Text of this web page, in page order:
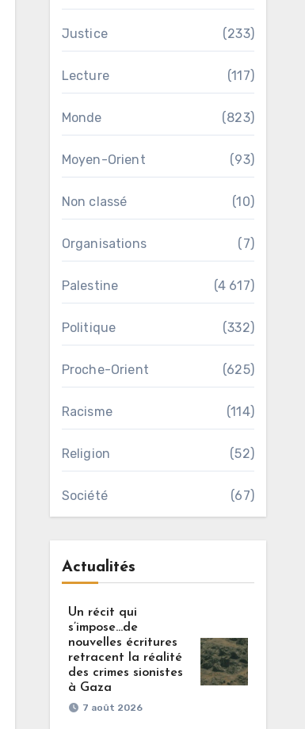
Justice (233)
Lecture (117)
Monde (823)
Moyen-Orient (93)
Non classé (10)
Organisations (7)
Palestine (4 617)
Politique (332)
Proche-Orient (625)
Racisme (114)
Religion (52)
Société (67)
Actualités
Un récit qui
s’impose…de
nouvelles écritures
retracent la réalité
des crimes sionistes
à Gaza
7 août 2026